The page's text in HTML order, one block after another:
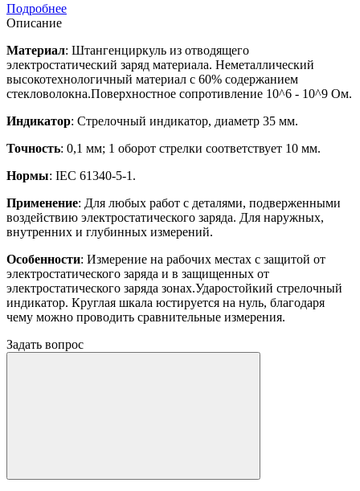
Подробнее
Описание
Материал: Штангенциркуль из отводящего
электростатический заряд материала. Неметаллический
высокотехнологичный материал с 60% содержанием
стекловолокна.Поверхностное сопротивление 10^6 - 10^9 Ом.
Индикатор: Стрелочный индикатор, диаметр 35 мм.
Точность: 0,1 мм; 1 оборот стрелки соответствует 10 мм.
Нормы: IEC 61340-5-1.
Применение: Для любых работ с деталями, подверженными
воздействию электростатического заряда. Для наружных,
внутренних и глубинных измерений.
Особенности: Измерение на рабочих местах с защитой от
электростатического заряда и в защищенных от
электростатического заряда зонах.Ударостойкий стрелочный
индикатор. Круглая шкала юстируется на нуль, благодаря
чему можно проводить сравнительные измерения.
Задать вопрос